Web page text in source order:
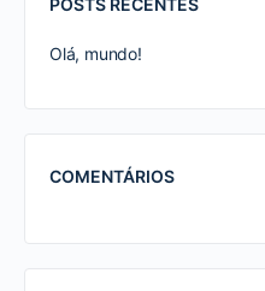
Olá, mundo!
COMENTÁRIOS